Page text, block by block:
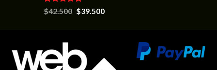
Valorado en
5.00
$42.500 $39.500